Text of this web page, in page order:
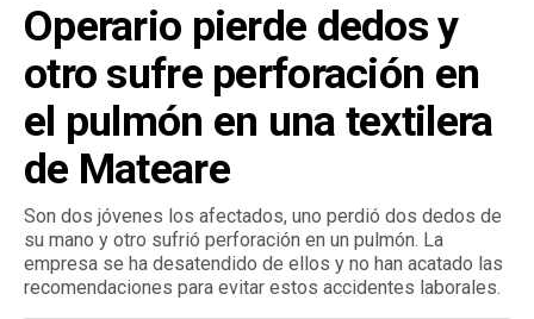
Operario pierde dedos y
otro sufre perforación en
el pulmón en una textilera
de Mateare
Son dos jóvenes los afectados, uno perdió dos dedos de
su mano y otro sufrió perforación en un pulmón. La
empresa se ha desatendido de ellos y no han acatado las
recomendaciones para evitar estos accidentes laborales.